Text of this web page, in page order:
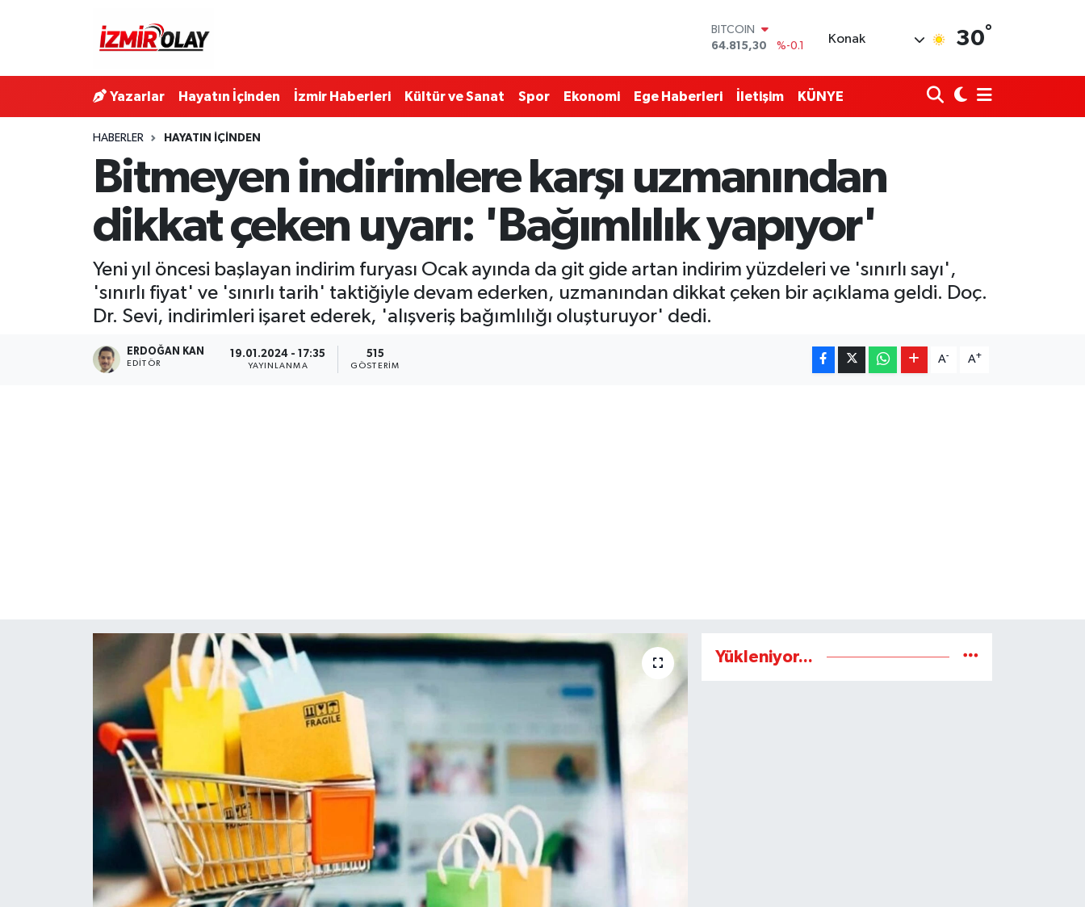
DOLAR
47,7436
%0.18
55,2510
%0.32
STERLİN
13.779
%-14
BITCOIN
Konak 30°
Yazarlar Hayatın İçinden İzmir Haberleri Kültür ve Sanat Spor Ekonomi Ege Haberleri İletişim KÜNYE
HABERLER HAYATIN İÇINDEN
Bitmeyen indirimlere karşı uzmanından
dikkat çeken uyarı: 'Bağımlılık yapıyor'
Yeni yıl öncesi başlayan indirim furyası Ocak ayında da git gide artan indirim yüzdeleri ve 'sınırlı sayı',
'sınırlı fiyat' ve 'sınırlı tarih' taktiğiyle devam ederken, uzmanından dikkat çeken bir açıklama geldi. Doç.
Dr. Sevi, indirimleri işaret ederek, 'alışveriş bağımlılığı oluşturuyor' dedi.
ERDOĞAN KAN
EDITÖR
19.01.2024 - 17:35
YAYINLANMA
515
GÖSTERIM
A- A+
Yükleniyor...
Konak Trafik Yoğunluk Haritası
Süper Lig Puan Durumu ve Fikstür
Tüm Manşetler
Son Dakika Haberleri
Haber Arşivi